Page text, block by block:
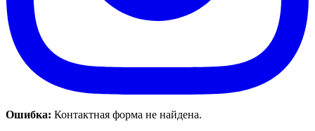
Ошибка: Контактная форма не найдена.